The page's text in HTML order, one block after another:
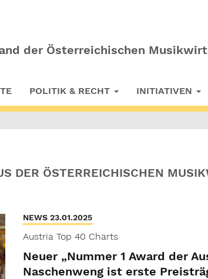
der Österreichischen
POLITIK & RECHT INITIATIVEN
DER ÖSTERREICHISCHEN
NEWS 23.01.2025
Austria Top 40 Charts
Neuer „Nummer 1 Award der
Naschenweng ist erste